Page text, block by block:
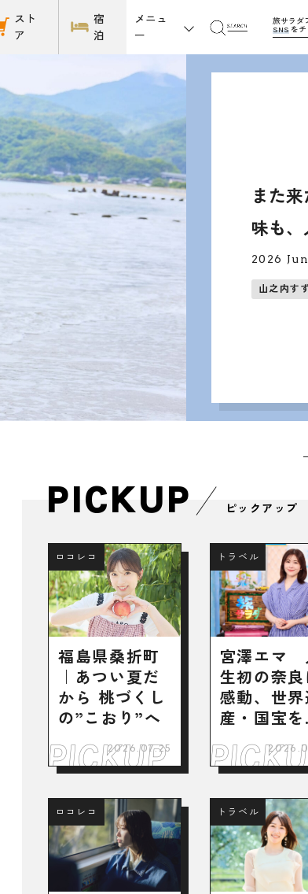
スト
ア
宿
泊
メニュ
ー
旅サラダ
SNS をチ
また来たくなる
味も、人も、唐
2026 Jun.TS PLUS
山之内すず 佐賀県唐津
PICKUP ピックアップ
ロコレコ
福島県桑折町
｜あつい夏だ
から 桃づくし
の”こおり”へ
2026.07.25
トラベル
宮澤エマ
生初の奈良
感動、世界
産・国宝を
る歴史旅へ
ロコレコ トラベル